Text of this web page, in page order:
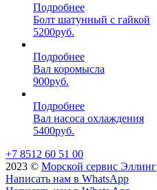
Подробнее
Болт шатунный с гайкой
5200руб.
Подробнее
Вал коромысла
900руб.
Подробнее
Вал насоса охлаждения
5400руб.
+7 8512 60 51 00
2023 ©️ Морской сервис Эллинг
Написать нам в WhatsApp